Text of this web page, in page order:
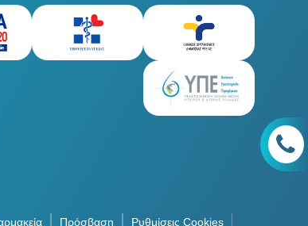
Πρόσβαση Ρυθμίσεις Cookies